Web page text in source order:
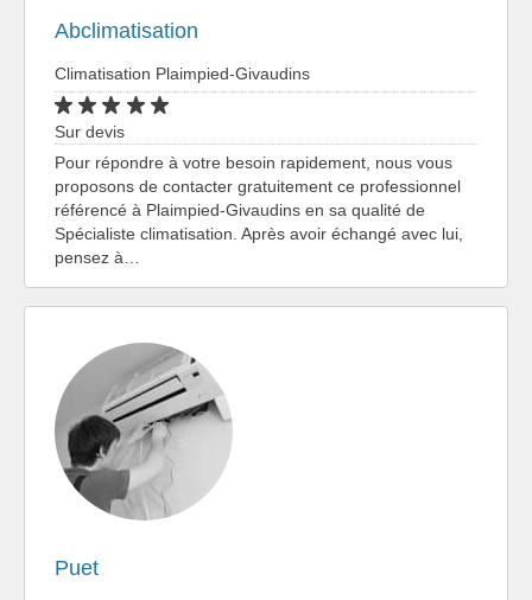
Abclimatisation
Climatisation Plaimpied-Givaudins
Sur devis
Pour répondre à votre besoin rapidement, nous vous
proposons de contacter gratuitement ce professionnel
référencé à Plaimpied-Givaudins en sa qualité de
Spécialiste climatisation. Après avoir échangé avec lui,
pensez à…
Puet